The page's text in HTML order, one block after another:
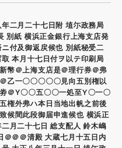
二月二十七日附 埴尓政務局
別紙 横浜正金銀行上海支店発
付及御返戻候也 別紙秘受二
本月十七日付ヲ以テ印刷局
幣＠上海支店是＠理行券＠弗
乙一〇〇〇〇〇見向五別権以
＠Y〇〇五〇〇一処至Y〇一〇
権外弗ハ本日当地出帆之前後
候間此段御届申進候也 横浜正
月二十七日 総支配人 鈴木嶋
＠＠＠清殿 大蔵七月十五日内